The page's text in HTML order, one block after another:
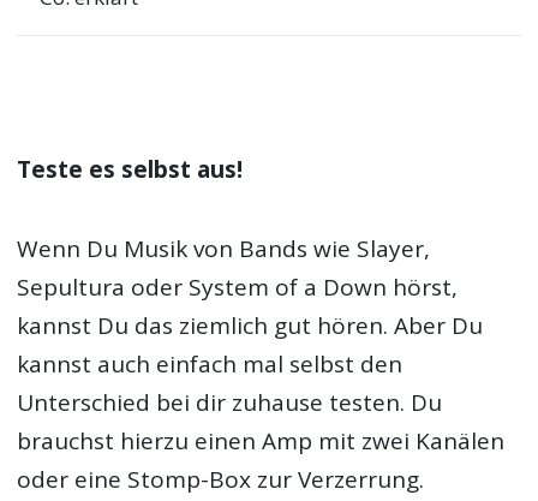
Teste es selbst aus!
Wenn Du Musik von Bands wie Slayer,
Sepultura oder System of a Down hörst,
kannst Du das ziemlich gut hören. Aber Du
kannst auch einfach mal selbst den
Unterschied bei dir zuhause testen. Du
brauchst hierzu einen Amp mit zwei Kanälen
oder eine Stomp-Box zur Verzerrung.